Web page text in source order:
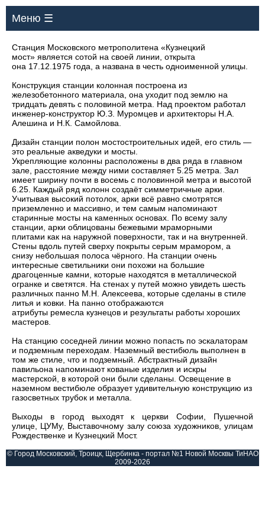
Меню ☰
Станция Московского метрополитена «Кузнецкий
мост» является сотой на своей линии, открыта
она 17.12.1975 года, а названа в честь одноименной улицы.
Конструкция станции колонная построена из
железобетонного материала, она уходит под землю на
тридцать девять с половиной метра. Над проектом работал
инженер-конструктор Ю.З. Муромцев и архитекторы Н.А.
Алешина и Н.К. Самойлова.
Дизайн станции полон мостостроительных идей, его стиль —
это реальные акведуки и мосты.
Укрепляющие колонны расположены в два ряда в главном
зале, расстояние между ними составляет 5.25 метра. Зал
имеет ширину почти в восемь с половинной метра и высотой
6.25. Каждый ряд колонн создаёт симметричные арки.
Учитывая высокий потолок, арки всё равно смотрятся
приземленно и массивно, и тем самым напоминают
старинные мосты на каменных основах. По всему залу
станции, арки облицованы бежевыми мраморными
плитами как на наружной поверхности, так и на внутренней.
Стены вдоль путей сверху покрыты серым мрамором, а
снизу небольшая полоса чёрного. На станции очень
интересные светильники они похожи на большие
драгоценные камни, которые находятся в металлической
огранке и светятся. На стенах у путей можно увидеть шесть
различных панно М.Н. Алексеева, которые сделаны в стиле
литья и ковки. На панно отображаются
атрибуты ремесла кузнецов и результаты работы хороших
мастеров.
На станцию соседней линии можно попасть по эскалаторам
и подземным переходам. Наземный вестибюль выполнен в
том же стиле, что и подземный. Абстрактный дизайн
павильона напоминают кованые изделия и искры
мастерской, в которой они были сделаны. Освещение в
наземном вестибюле образует удивительную конструкцию из
газосветных трубок и металла.
Выходы в город выходят к церкви Софии, Пушечной
улице, ЦУМу, Выставочному залу союза художников, улицам
Рождественке и Кузнецкий Мост.
© Город Московский, Троицк, Щербинка - портал №1 Новой Москвы ТиНАО
2009-2026